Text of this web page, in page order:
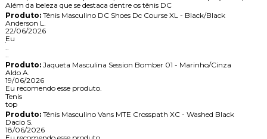
Além da beleza que se destaca dentre os tênis DC
Produto:Tênis Masculino DC Shoes Dc Course XL - Black/Black
Anderson L.
22/06/2026
Eu
..
..
Produto:Jaqueta Masculina Session Bomber 01 - Marinho/Cinza
Aldo A.
19/06/2026
Eu recomendo esse produto.
Tenis
top
Produto:Tênis Masculino Vans MTE Crosspath XC - Washed Black
Dacio S.
18/06/2026